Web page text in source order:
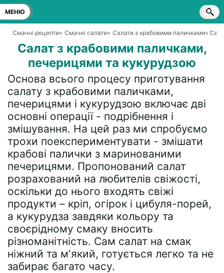
МЕНЮ
Смачні рецепти» Смачні салати» Салати з крабовими паличками»
Салат з крабовими паличками,
печерицями та кукурудзою
Основа всього процесу приготування
салату з крабовими паличками,
печерицями і кукурудзою включає дві
основні операції - подрібнення і
змішування. На цей раз ми спробуємо
трохи поекспериментувати - змішати
крабові палички з маринованими
печерицями. Пропонований салат
розрахований на любителів свіжості,
оскільки до нього входять свіжі
продукти – кріп, огірок і цибуля-порей,
а кукурудза завдяки кольору та
своєрідному смаку вносить
різноманітність. Сам салат на смак
ніжний та м'який, готується легко та не
забирає багато часу.